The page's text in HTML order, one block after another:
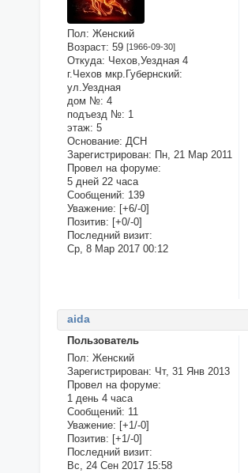
Пол: Женский
Возраст: 59 [1966-09-30]
Откуда: Чехов,Уездная 4
г.Чехов мкр.Губернский:
ул.Уездная
дом №: 4
подъезд №: 1
этаж: 5
Основание: ДСН
Зарегистрирован: Пн, 21 Мар 2011
Провел на форуме:
5 дней 22 часа
Сообщений: 139
Уважение: [+6/-0]
Позитив: [+0/-0]
Последний визит:
Ср, 8 Мар 2017 00:12
aida
Пользователь
Пол: Женский
Зарегистрирован: Чт, 31 Янв 2013
Провел на форуме:
1 день 4 часа
Сообщений: 11
Уважение: [+1/-0]
Позитив: [+1/-0]
Последний визит:
Вс, 24 Сен 2017 15:58